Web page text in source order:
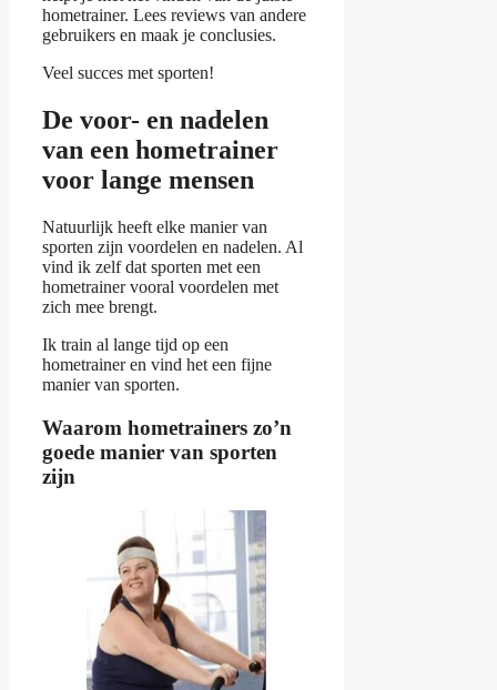
hometrainer. Lees reviews van andere
gebruikers en maak je conclusies.
Veel succes met sporten!
De voor- en nadelen
van een hometrainer
voor lange mensen
Natuurlijk heeft elke manier van
sporten zijn voordelen en nadelen. Al
vind ik zelf dat sporten met een
hometrainer vooral voordelen met
zich mee brengt.
Ik train al lange tijd op een
hometrainer en vind het een fijne
manier van sporten.
Waarom hometrainers zo’n
goede manier van sporten
zijn